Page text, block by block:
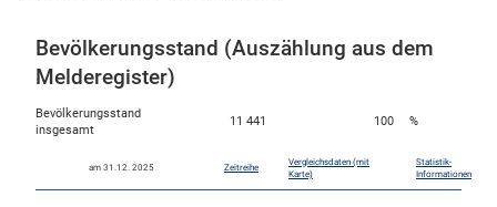
(Mikrozensus)
Bevölkerungsstand (Auszählung aus dem
Melderegister)
Bevölkerungsstand
insgesamt
11 441 100 %
am 31.12. 2025 Zeitreihe
Vergleichsdaten (mit
Karte)
Statistik-
Informationen